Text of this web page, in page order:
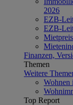
2026
EZB-
EZB-
Finanzen,
Themen
Weitere
Wohnen
Top Report